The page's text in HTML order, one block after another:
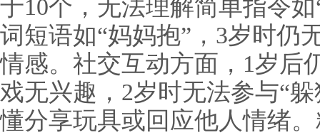
于10个，无法理解简单指令
词短语如“妈妈抱”，3岁时仍
情感。社交互动方面，1岁后
戏无兴趣，2岁时无法参与“
懂分享玩具或回应他人情绪